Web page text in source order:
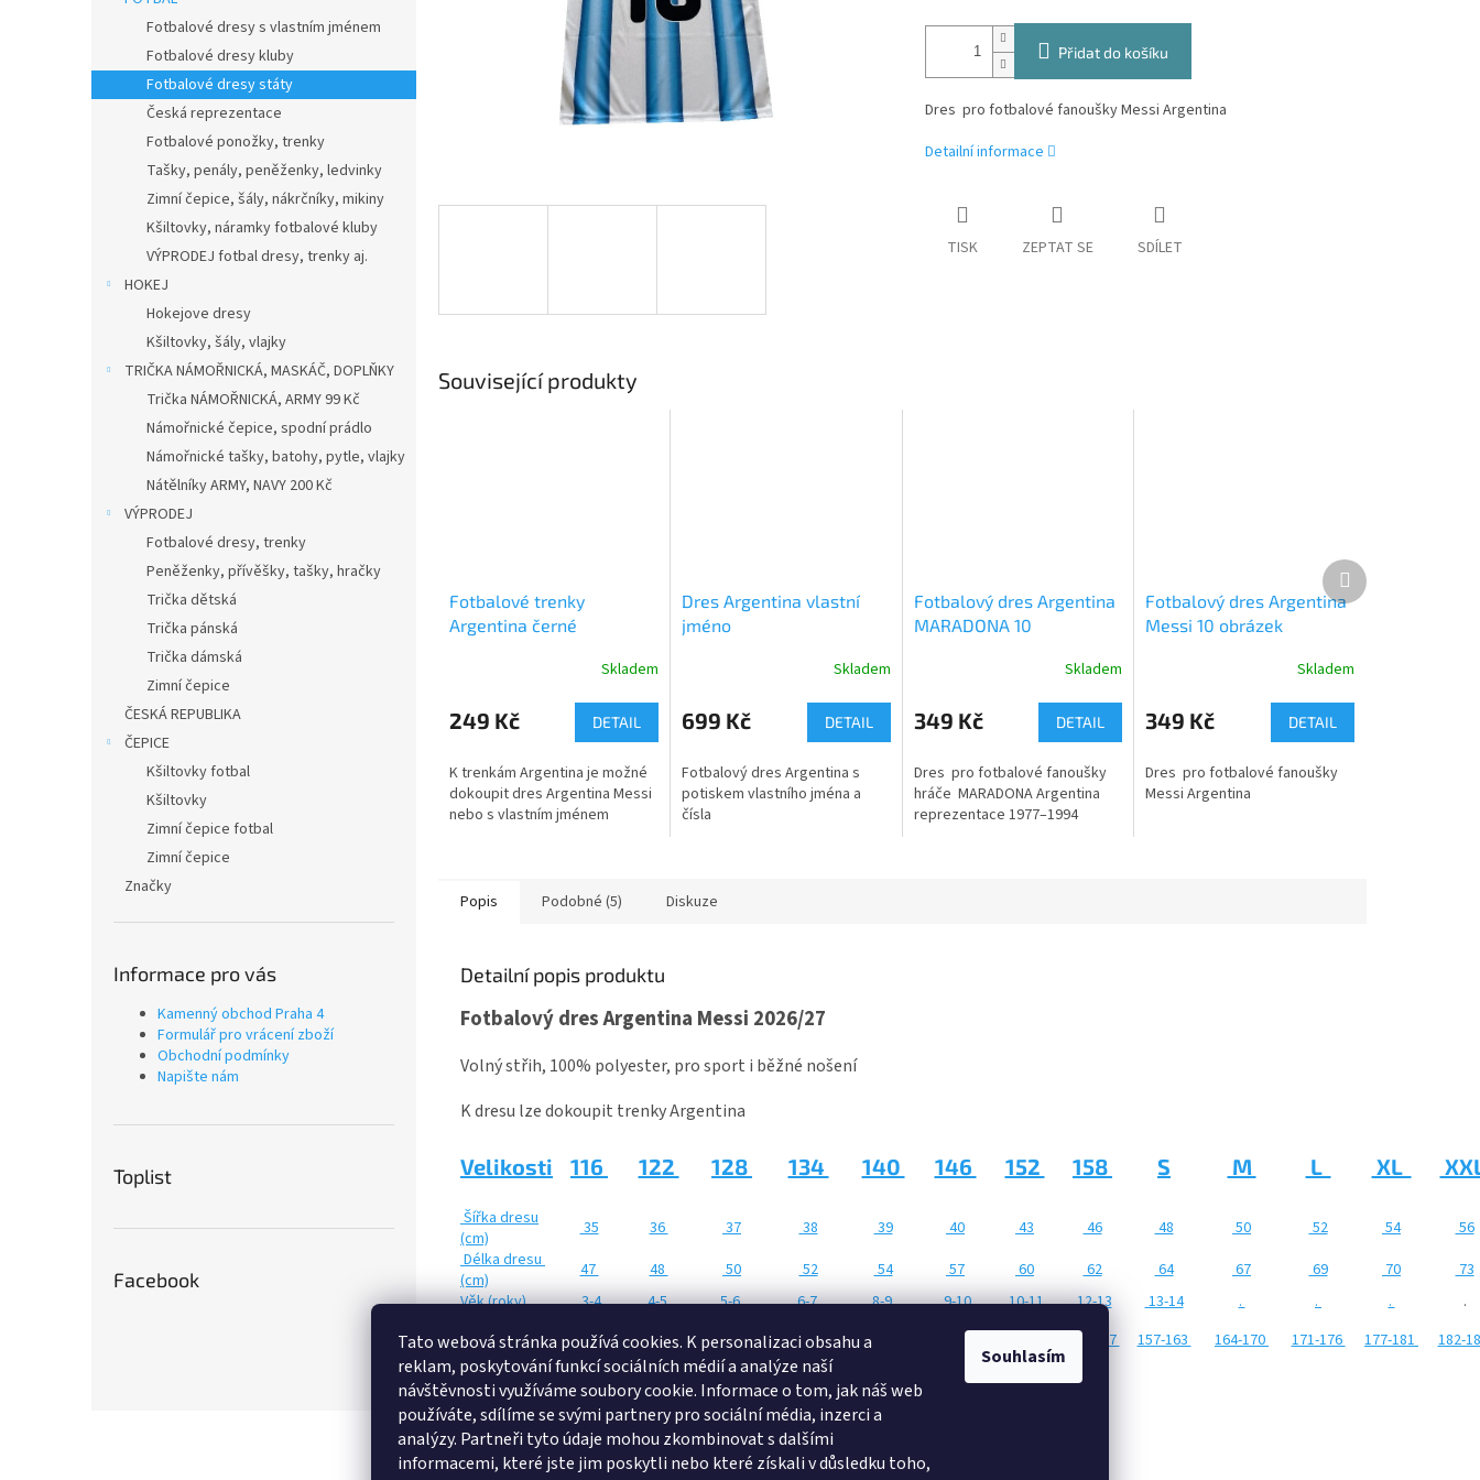
Tato webová stránka používá cookies. K personalizaci obsahu a
reklam, poskytování funkcí sociálních médií a analýze naší
návštěvnosti využíváme soubory cookie. Informace o tom, jak náš web
používáte, sdílíme se svými partnery pro sociální média, inzerci a
analýzy. Partneři tyto údaje mohou zkombinovat s dalšími
informacemi, které jste jim poskytli nebo které získali v důsledku toho,
Souhlasím
Fotbalové dresy s vlastním jménem
Fotbalové dresy kluby
Fotbalové dresy státy
Česká reprezentace
Fotbalové ponožky, trenky
Tašky, penály, peněženky, ledvinky
Zimní čepice, šály, nákrčníky, mikiny
Kšiltovky, náramky fotbalové kluby
VÝPRODEJ fotbal dresy, trenky aj.
HOKEJ
Hokejove dresy
Kšiltovky, šály, vlajky
TRIČKA NÁMOŘNICKÁ, MASKÁČ, DOPLŇKY
Trička NÁMOŘNICKÁ, ARMY 99 Kč
Námořnické čepice, spodní prádlo
Námořnické tašky, batohy, pytle, vlajky
Nátělníky ARMY, NAVY 200 Kč
VÝPRODEJ
Fotbalové dresy, trenky
Peněženky, přívěšky, tašky, hračky
Trička dětská
Trička pánská
Trička dámská
Zimní čepice
ČESKÁ REPUBLIKA
ČEPICE
Kšiltovky fotbal
Kšiltovky
Zimní čepice fotbal
Zimní čepice
Značky
Informace pro vás
Kamenný obchod Praha 4
Formulář pro vrácení zboží
Obchodní podmínky
Napište nám
Toplist
Facebook
Přidat do košíku
Dres pro fotbalové fanoušky Messi Argentina
Detailní informace
TISK ZEPTAT SE SDÍLET
Související produkty
Fotbalové trenky
Argentina černé
Skladem
249 Kč DETAIL
K trenkám Argentina je možné
dokoupit dres Argentina Messi
nebo s vlastním jménem
Dres Argentina vlastní
jméno
Skladem
699 Kč DETAIL
Fotbalový dres Argentina s
potiskem vlastního jména a
čísla
Fotbalový dres Argentina
MARADONA 10
Skladem
349 Kč DETAIL
Dres pro fotbalové fanoušky
hráče MARADONA Argentina
reprezentace 1977–1994
Fotbalový dres Argentina
Messi 10 obrázek
Skladem
349 Kč DETAIL
Dres pro fotbalové fanoušky
Messi Argentina
Další
produkt
Popis Podobné (5) Diskuze
Detailní popis produktu
Fotbalový dres Argentina Messi 2026/27
Volný střih, 100% polyester, pro sport i běžné nošení
K dresu lze dokoupit trenky Argentina
Velikosti 116 122 128 134 140 146 152 158 S M L XL
Šířka dresu
(cm)
35 36 37 38 39 40 43 46 48 50 52 54
56
Délka dresu
(cm)
47 48 50 52 54 57 60 62 64 67 69 70
73
Věk (roky)
3-4 4-5 5-6 6-7 8-9 9-10 10-11 12-13 13-14 . . .
.
postavy (cm)
100-115 116-121 122-127 128-133 134-139 140-145 152-157 157-163 164-170 171-176 177-181 182-
Zboží.cz Heureka.cz Námořnická trička Levné ubytování Praha